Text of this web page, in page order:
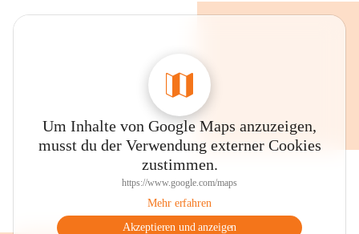
Um Inhalte von Google Maps anzuzeigen,
musst du der Verwendung externer Cookies
zustimmen.
https://www.google.com/maps
Mehr erfahren
Akzeptieren und anzeigen